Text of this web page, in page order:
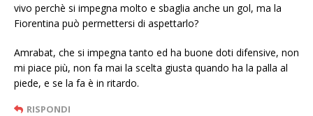
vivo perchè si impegna molto e sbaglia anche un gol, ma la
Fiorentina può permettersi di aspettarlo?
Amrabat, che si impegna tanto ed ha buone doti difensive, non
mi piace più, non fa mai la scelta giusta quando ha la palla al
piede, e se la fa è in ritardo.
RISPONDI